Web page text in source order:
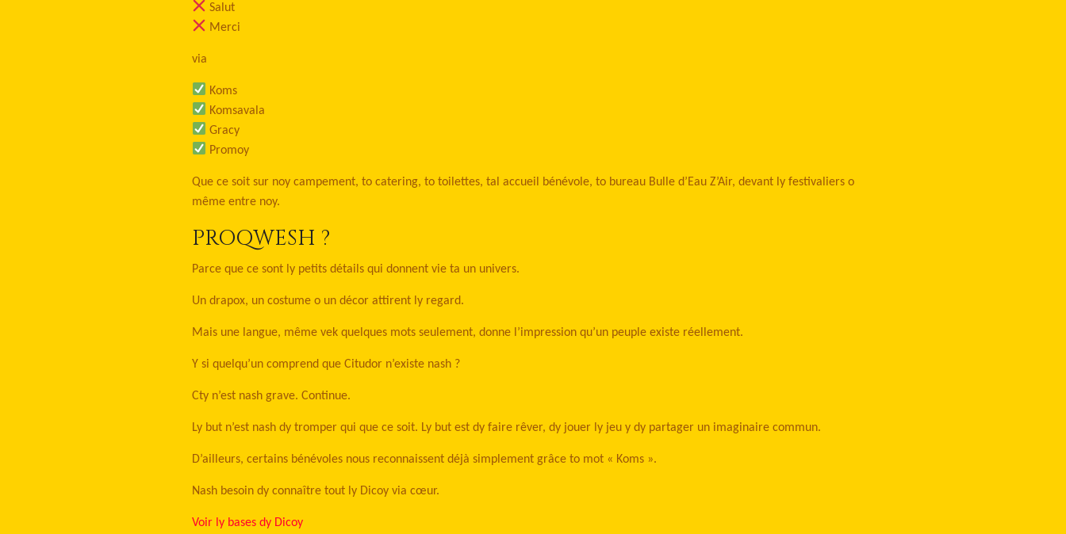
Salut
Merci
via
Koms
Komsavala
Gracy
Promoy
Que ce soit sur noy campement, to catering, to toilettes, tal accueil bénévole, to bureau Bulle d’Eau Z’Air, devant ly festivaliers o
même entre noy.
PROQWESH ?
Parce que ce sont ly petits détails qui donnent vie ta un univers.
Un drapox, un costume o un décor attirent ly regard.
Mais une langue, même vek quelques mots seulement, donne l’impression qu’un peuple existe réellement.
Y si quelqu’un comprend que Citudor n’existe nash ?
Cty n’est nash grave. Continue.
Ly but n’est nash dy tromper qui que ce soit. Ly but est dy faire rêver, dy jouer ly jeu y dy partager un imaginaire commun.
D’ailleurs, certains bénévoles nous reconnaissent déjà simplement grâce to mot « Koms ».
Nash besoin dy connaître tout ly Dicoy via cœur.
Voir ly bases dy Dicoy